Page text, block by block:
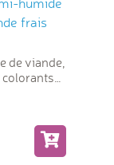
frais
de viande,